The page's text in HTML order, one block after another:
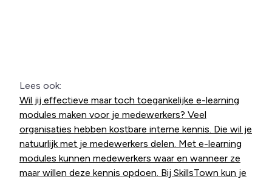
Lees ook:
Wil jij effectieve maar toch toegankelijke e-learning
modules maken voor je medewerkers? Veel
organisaties hebben kostbare interne kennis. Die wil je
natuurlijk met je medewerkers delen. Met e-learning
modules kunnen medewerkers waar en wanneer ze
maar willen deze kennis opdoen. Bij SkillsTown kun je